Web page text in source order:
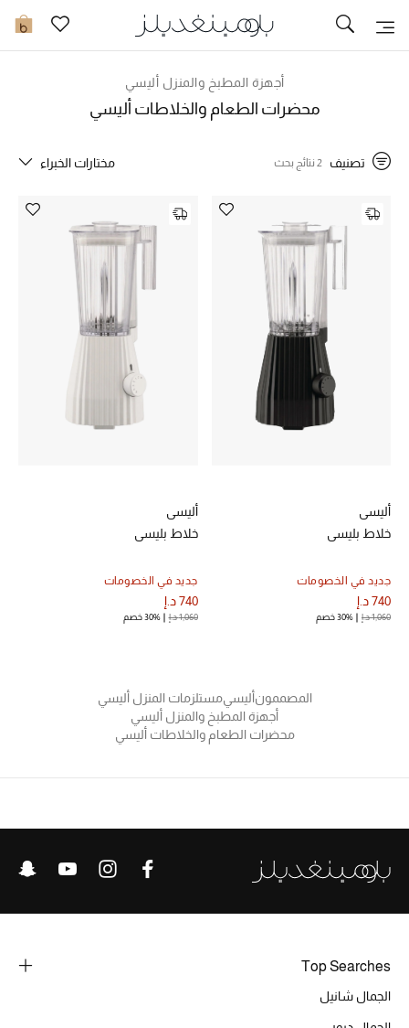
0 تخفيضات
مزيد من التخفيضات
النساء
مستلزمات المنزل
ما وصلنا حديثاً
الرجال
الجمال
مستلزمات المنزل
المجوهرات
أجهزة المطبخ والمنزل أليسي
محضرات الطعام والخلاطات أليسي
تصنيف 2 نتائج بحث مختارات الخبراء
أليسي
خلاط بليسي
جديد في الخصومات
740 د.إ
1,060 د.إ 30% خصم
أليسي
خلاط بليسي
جديد في الخصومات
740 د.إ
1,060 د.إ 30% خصم
المصممونأليسيمستلزمات المنزل أليسي
أجهزة المطبخ والمنزل أليسي
محضرات الطعام والخلاطات أليسي
Top Searches
الجمال شانيل